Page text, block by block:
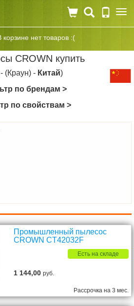
корзине нет товаров :(
CROWN купить
(Краун) - Китай)
по брендам >
по свойствам >
Промышленный пылесос
CROWN CT42032F
Есть на складе
1 144,00руб.
Рассрочка на 3 мес.